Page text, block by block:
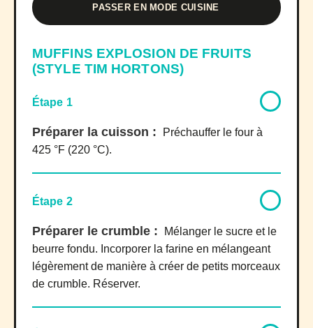
PASSER EN MODE CUISINE
MUFFINS EXPLOSION DE FRUITS
(STYLE TIM HORTONS)
Étape 1
Préparer la cuisson :
Préchauffer le four à
425 °F (220 °C).
Étape 2
Préparer le crumble :
Mélanger le sucre et le
beurre fondu. Incorporer la farine en mélangeant
légèrement de manière à créer de petits morceaux
de crumble. Réserver.